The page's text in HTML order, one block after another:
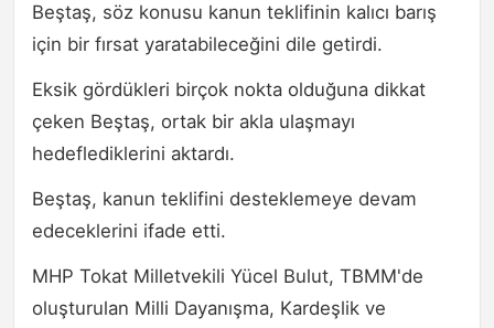
Beştaş, söz konusu kanun teklifinin kalıcı barış
için bir fırsat yaratabileceğini dile getirdi.
Eksik gördükleri birçok nokta olduğuna dikkat
çeken Beştaş, ortak bir akla ulaşmayı
hedeflediklerini aktardı.
Beştaş, kanun teklifini desteklemeye devam
edeceklerini ifade etti.
MHP Tokat Milletvekili Yücel Bulut, TBMM'de
oluşturulan Milli Dayanışma, Kardeşlik ve